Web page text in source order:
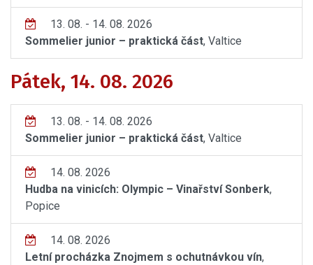
13. 08. - 14. 08. 2026
Sommelier junior – praktická část, Valtice
Pátek, 14. 08. 2026
13. 08. - 14. 08. 2026
Sommelier junior – praktická část, Valtice
14. 08. 2026
Hudba na vinicích: Olympic – Vinařství Sonberk,
Popice
14. 08. 2026
Letní procházka Znojmem s ochutnávkou vín,